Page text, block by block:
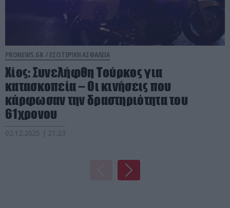
PRONEWS.GR / ΕΣΩΤΕΡΙΚΗ ΑΣΦΑΛΕΙΑ
Χίος: Συνελήφθη Τούρκος για
κατασκοπεία – Οι κινήσεις που
κάρφωσαν την δραστηριότητα του
61χρονου
02.12.2025 | 21:23